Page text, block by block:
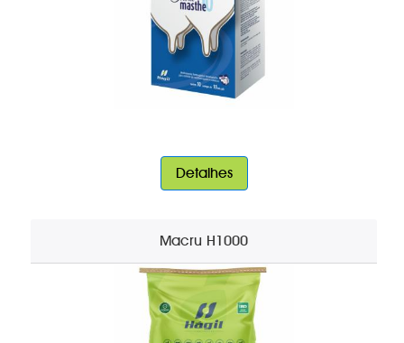
Detalhes
Macru H1000